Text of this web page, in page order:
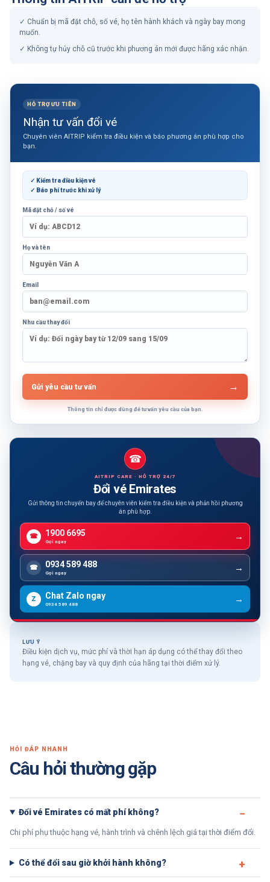
✓ Chuẩn bị mã đặt chỗ, số vé, họ tên hành khách và ngày bay mong
muốn.
✓ Không tự hủy chỗ cũ trước khi phương án mới được hãng xác nhận.
HỖ TRỢ ƯU TIÊN
Nhận tư vấn đổi vé
Chuyên viên AITRIP kiểm tra điều kiện và báo phương án phù hợp cho
bạn.
✓ Kiểm tra điều kiện vé
✓ Báo phí trước khi xử lý
Mã đặt chỗ / số vé
Họ và tên
Email
Nhu cầu thay đổi
Gửi yêu cầu tư vấn →
Thông tin chỉ được dùng để tư vấn yêu cầu của bạn.
☎
AITRIP CARE · HỖ TRỢ 24/7
Đổi vé Emirates
Gửi thông tin chuyến bay để chuyên viên kiểm tra điều kiện và phản hồi phương
án phù hợp.
☎ 1900 6695
Gọi ngay
☎ 0934 589 488
Gọi ngay
Z Chat Zalo ngay
0934 589 488
LƯU Ý
Điều kiện dịch vụ, mức phí và thời hạn áp dụng có thể thay đổi theo
hạng vé, chặng bay và quy định của hãng tại thời điểm xử lý.
HỎI ĐÁP NHANH
Câu hỏi thường gặp
Đổi vé Emirates có mất phí không?
Chi phí phụ thuộc hạng vé, hành trình và chênh lệch giá tại thời điểm đổi.
Có thể đổi sau giờ khởi hành không?